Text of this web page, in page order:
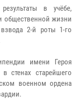
в учёбе,
общественной жизни
взвода 2-й роты 1-го
имени Героя
стенах старейшего
военном ордена